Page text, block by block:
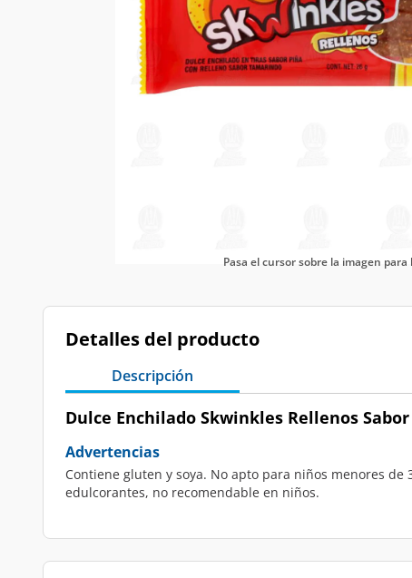
Pasa el cursor sobre la imagen para
Detalles del producto
Descripción
Dulce Enchilado Skwinkles Rellenos Sabor
Advertencias
Contiene gluten y soya. No apto para niños menores de
edulcorantes, no recomendable en niños.